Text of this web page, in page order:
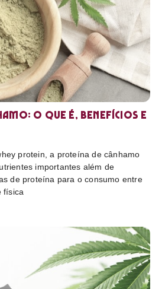
o que é, benefícios e
protein, a proteína de cânhamo
importantes além de
de proteína para o consumo entre
física